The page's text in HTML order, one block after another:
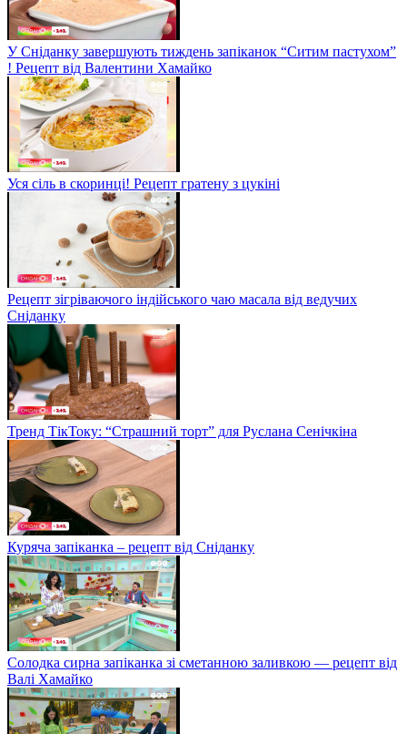
У Сніданку завершують тиждень запіканок “Ситим пастухом”
! Рецепт від Валентини Хамайко
Уся сіль в скоринці! Рецепт гратену з цукіні
Рецепт зігріваючого індійського чаю масала від ведучих
Сніданку
Тренд ТікТоку: “Страшний торт” для Руслана Сенічкіна
Куряча запіканка – рецепт від Сніданку
Солодка сирна запіканка зі сметанною заливкою — рецепт від
Валі Хамайко